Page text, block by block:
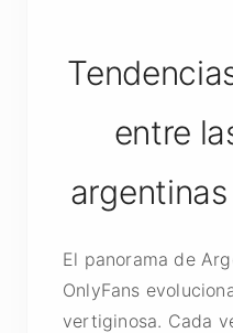
entre
El panorama de
OnlyFans
vertiginosa. Cada